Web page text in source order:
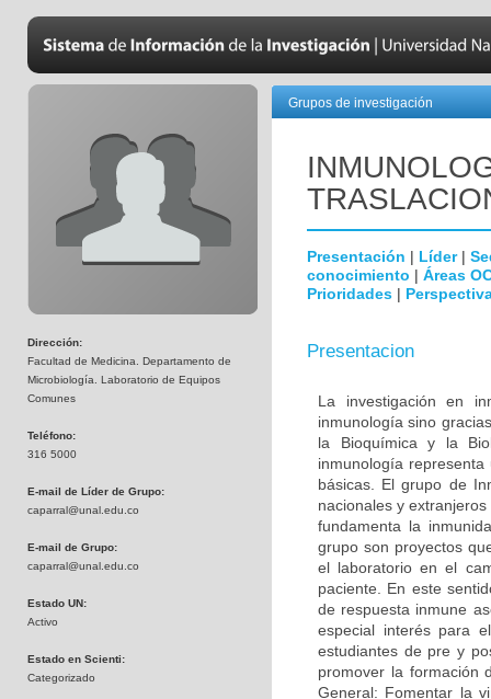
Dirección:
Facultad de Medicina. Departamento de
Microbiología. Laboratorio de Equipos
Comunes
Teléfono:
316 5000
E-mail de Líder de Grupo:
caparral@unal.edu.co
E-mail de Grupo:
caparral@unal.edu.co
Estado UN:
Activo
Estado en Scienti:
Categorizado
Grupos de investigación
Presentación | Líder|
conocimiento | Áreas
Prioridades |
Presentacion
La investigación en
inmunología sino
la Bioquímica y la
inmunología
básicas. El grupo de
nacionales y
fundamenta la
grupo son proyectos
el laboratorio en el
paciente. En este
de respuesta inmune
especial interés para
estudiantes de pre y
promover la formación
General: Fomentar la